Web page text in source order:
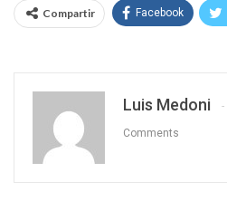
Compartir Facebook
Luis Medoni
Comments